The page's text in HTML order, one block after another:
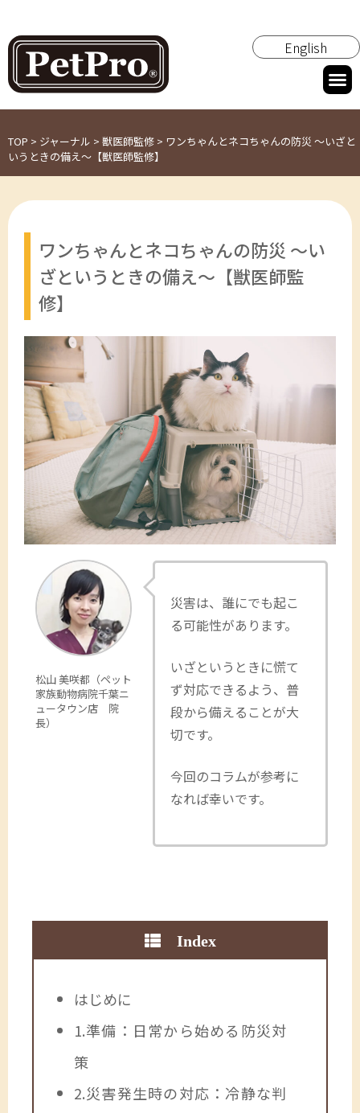
English
TOP > ジャーナル > 獣医師監修 > ワンちゃんとネコちゃんの防災 ～いざと
いうときの備え～【獣医師監修】
ワンちゃんとネコちゃんの防災 ～い
ざというときの備え～【獣医師監
修】
松山 美咲都（ペット
家族動物病院千葉ニ
ュータウン店 院
長）
災害は、誰にでも起こ
る可能性があります。
いざというときに慌て
ず対応できるよう、普
段から備えることが大
切です。
今回のコラムが参考に
なれば幸いです。
Index
はじめに
1.準備：日常から始める防災対
策
2.災害発生時の対応：冷静な判